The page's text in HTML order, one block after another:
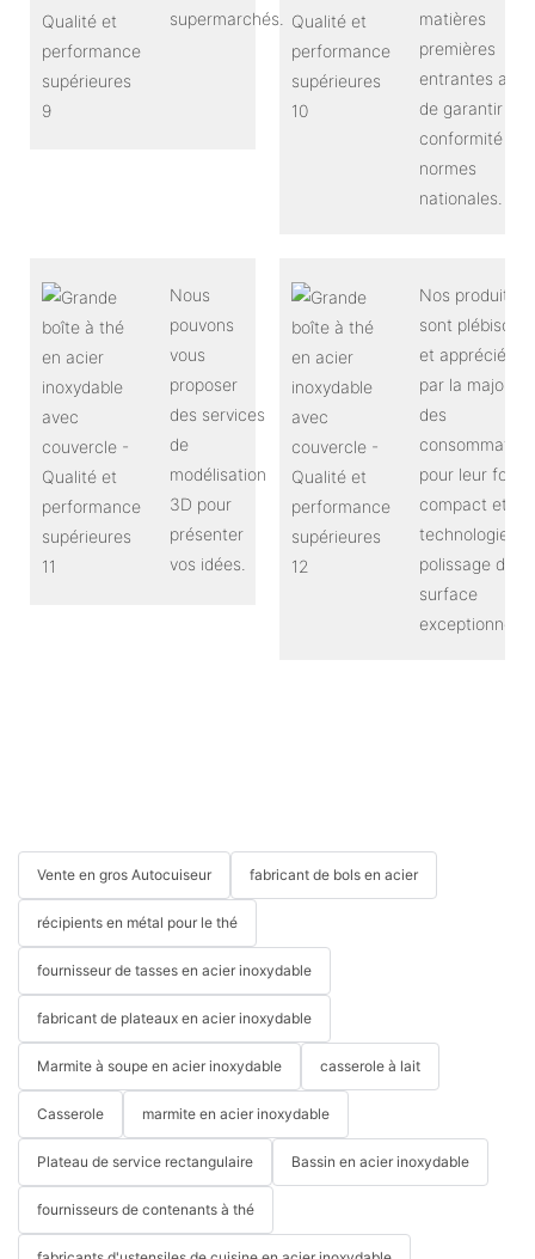
supermarchés.
matières
premières
entrantes afin
de garantir leur
conformité aux
normes
nationales.
Nous
pouvons
vous
proposer
des services
de
modélisation
3D pour
présenter
vos idées.
Nos produits
sont
et appréciés
par la majorité
des
pour leur
compact et
technologie de
polissage de
surface
exceptionnelle.
Vente en gros Autocuiseur fabricant de bols en acier
récipients en métal pour le thé
fournisseur de tasses en acier inoxydable
fabricant de plateaux en acier inoxydable
Marmite à soupe en acier inoxydable casserole à lait
Casserole marmite en acier inoxydable
Plateau de service rectangulaire Bassin en acier inoxydable
fournisseurs de contenants à thé